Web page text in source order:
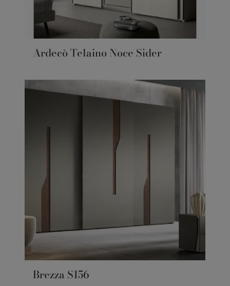
Ardecò Telaino Noce Sider
Brezza S156